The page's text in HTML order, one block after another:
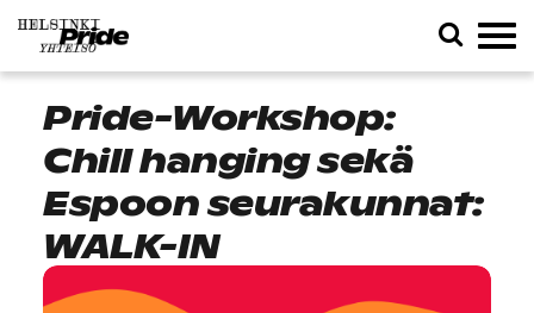
Pride-Workshop:
Chill hanging sekä
Espoon seurakunnat:
WALK-IN